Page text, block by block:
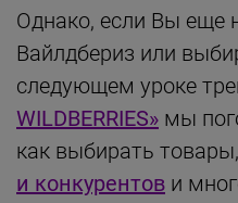
Однако, если Вы еще
Вайлдбериз или
следующем уроке
WILDBERRIES» мы
как выбирать товары,
и конкурентов и